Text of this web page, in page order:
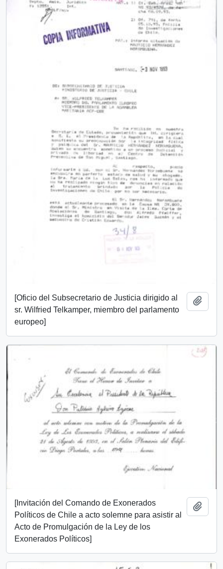
[Oficio del Subsecretario de Justicia dirigido al
sr. Wilfried Telkamper, miembro del parlamento
europeo]
[Invitación del Comando de Exonerados
Políticos de Chile a acto solemne para asistir al
Acto de Promulgación de la Ley de los
Exonerados Políticos]